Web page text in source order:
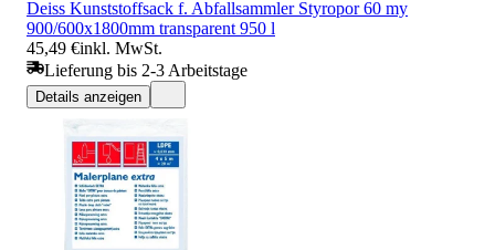
Deiss Kunststoffsack f. Abfallsammler Styropor 60 my
900/600x1800mm transparent 950 l
45,49 €inkl. MwSt.
Lieferung bis 2-3 Arbeitstage
Details anzeigen